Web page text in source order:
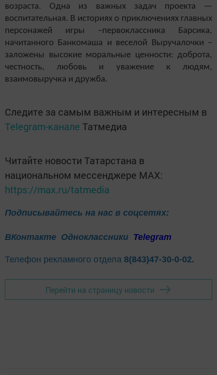
возраста. Одна из важных задач проекта —
воспитательная. В историях о приключениях главных
персонажей игры –первоклассника Барсика,
начитанного Банкомаша и веселой Выручалочки –
заложены высокие моральные ценности: доброта,
честность, любовь и уважение к людям,
взаимовыручка и дружба.
Следите за самым важным и интересным в
Telegram-канале Татмедиа
Читайте новости Татарстана в
национальном мессенджере MАХ:
https://max.ru/tatmedia
Подписывайтесь на нас в соцсетях:
ВКонтакте Одноклассники Telegram
Телефон рекламного отдела 8(843)47-30-0-02.
Перейти на страницу новости